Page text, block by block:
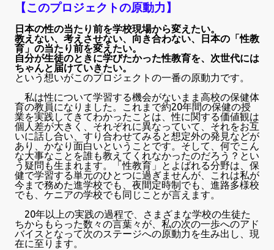
【このプロジェクトの原動力】
日本の性の当たり前を学校現場から変えたい。
教えない、考えさせない、向き合わない、日本の「性教
育」の当たり前を変えたい。
自分が生徒のときに学びたかった性教育を、次世代には
ちゃんと届けていきたい。
という想いがこのプロジェクトの一番の原動力です。
私は性について学習する機会がないまま高校の保健体
育の教員になりました。これまで約20年間の保健の授
業を実践してきてわかったことは、性に関する価値観は
個人差が大きく、それぞれに異なっていて、それをお互
いに話し合い、すり合わせてみると想定外の発見などが
あり、かなり面白いということです。そして、何でこん
な大事なことを誰も教えてくれなかったのだろう？とい
う疑問も生まれます。「性教育」とよばれる分野は、保
健で学習する単元のひとつに過ぎませんが、これは私が
今まで務めた進学校でも、夜間定時制でも、進路多様校
でも、ケニアの学校でも同じことが言えます。
20年以上の実践の過程で、さまざまな学校の生徒た
ちからもらった数々の言葉々が、私の次の一歩へのアド
バイスとなって次のステージへの原動力を生み出し、現
在に至ります。